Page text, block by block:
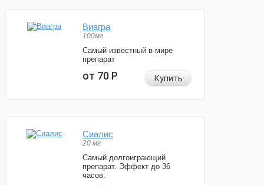
Виагра
100мг
Самый известный в мире
препарат
от 70Р Купить
Сиалис
20 мг
Самый долгоиграющий
препарат. Эффект до 36
часов.